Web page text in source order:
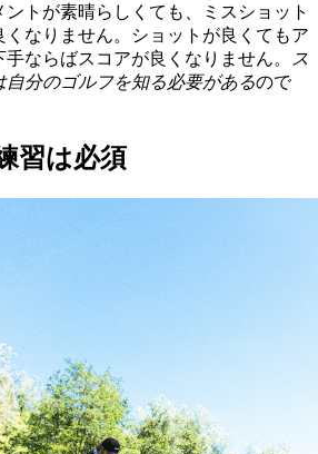
トが素晴らしくても、ミスショット
なりません。ショットが良くてもア
ならばスコアが良くなりません。
ス
自分のゴルフを知る必要があるので
習は必須